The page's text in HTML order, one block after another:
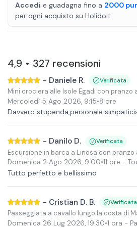
Accedi e guadagna fino a 2000
per ogni acquisto su Holidoit
4,9 • 327 recensioni
- Daniele R. Verificata
Mini crociera alle Isole Egadi con pranzo
Mercoledì 5 Ago 2026, 9:15•8 ore
Davvero stupenda,personale
- Danilo D. Verificata
Escursione in barca a Linosa con
Domenica 2 Ago 2026, 9:00•11 ore -
Tutto perfetto e bellissimo
- Cristian D. B. Verificata
Passeggiata a cavallo lungo la costa di
Domenica 26 Lug 2026, 19:30•1 ora -